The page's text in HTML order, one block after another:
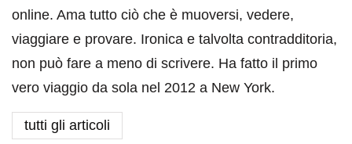
online. Ama tutto ciò che è muoversi, vedere,
viaggiare e provare. Ironica e talvolta contradditoria,
non può fare a meno di scrivere. Ha fatto il primo
vero viaggio da sola nel 2012 a New York.
tutti gli articoli